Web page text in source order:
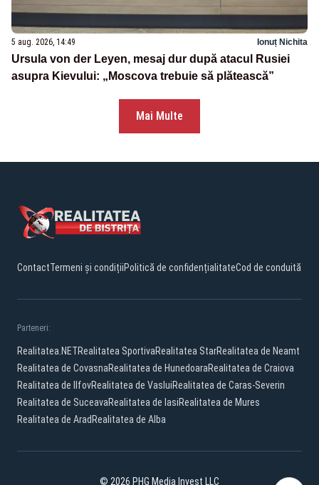
5 aug. 2026, 14:49 Ionuț Nichita
Ursula von der Leyen, mesaj dur după atacul Rusiei
asupra Kievului: „Moscova trebuie să plătească”
Mai Multe
ContactTermeni și condițiiPolitică de confidențialitateCod de conduită
Parteneri:
Realitatea.NETRealitatea SportivaRealitatea StarRealitatea de Neamt
Realitatea de CovasnaRealitatea de HunedoaraRealitatea de Craiova
Realitatea de IlfovRealitatea de VasluiRealitatea de Caras-Severin
Realitatea de SuceavaRealitatea de IasiRealitatea de Mures
Realitatea de Arad Realitatea de Alba
© 2026 PHG Media Invest LLC